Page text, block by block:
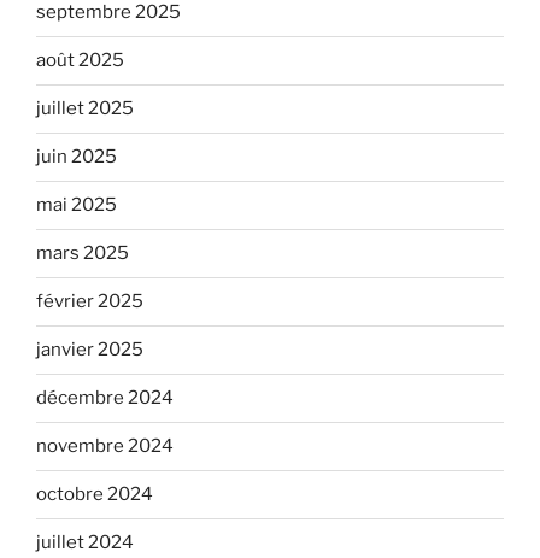
septembre 2025
août 2025
juillet 2025
juin 2025
mai 2025
mars 2025
février 2025
janvier 2025
décembre 2024
novembre 2024
octobre 2024
juillet 2024